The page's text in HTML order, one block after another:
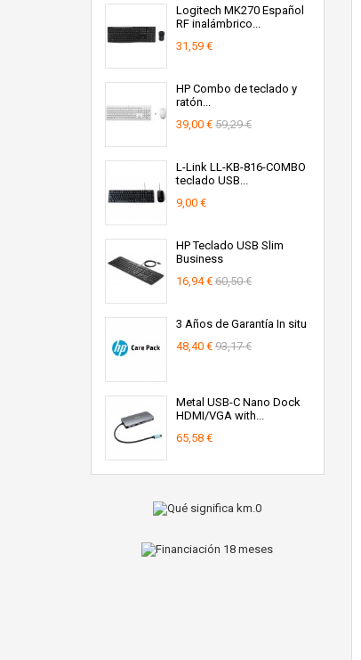
Logitech MK270 Español
RF inalámbrico...
31,59 €
HP Combo de teclado y
ratón...
39,00 € 59,29 €
L-Link LL-KB-816-COMBO
teclado USB...
9,00 €
HP Teclado USB Slim
Business
16,94 € 60,50 €
3 Años de Garantía In situ
48,40 € 93,17 €
Metal USB-C Nano Dock
HDMI/VGA with...
65,58 €